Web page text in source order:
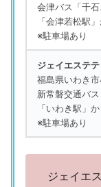
会津バス「千
「会津若松駅
※駐車場あり
ジェイエステ
福島県いわき
新常磐交通バ
「いわき駅」
※駐車場あり
ジェイエ